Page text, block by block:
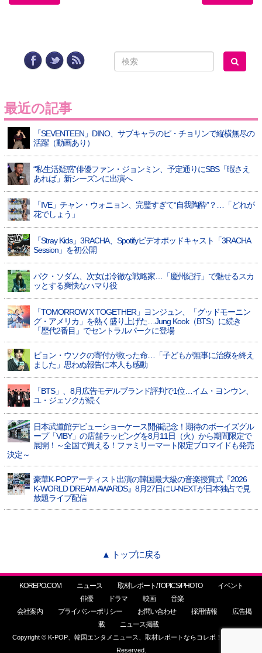
最近の記事
「SEVENTEEN」DINO、サブキャラのピ・チョリンで縦横無尽の
活躍（動画あり）
“私生活疑惑”俳優ファン・ジョンミン、予定通りにSBS「暇さえ
あれば」新シーズンに出演へ
「IVE」チャン・ウォニョン、完璧すぎて“自我陶酔”？…「どれが
花でしょう」
「Stray Kids」3RACHA、Spotifyビデオポッドキャスト「3RACHA
Session」を初公開
パク・ソダム、次女は冷徹な戦略家…「慶州紀行」で魅せるスカ
ッとする爽快なハマり役
「TOMORROW X TOGETHER」ヨンジュン、「グッドモーニン
グ・アメリカ」を熱く盛り上げた…Jung Kook（BTS）に続き
「歴代2番目」でセントラルパークに登場
ビョン・ウソクの寄付が救った命…「子どもが無事に治療を終え
ました」思わぬ報告に本人も感動
「BTS」、8月広告モデルブランド評判で1位…イム・ヨンウン、
ユ・ジェソクが続く
日本武道館デビューショーケース開催記念！期待のボーイズグル
ープ「VIBY」の店舗ラッピングを8月11日（火）から期間限定で
展開！～全国で買える！ファミリーマート限定ブロマイドも発売
決定～
豪華K-POPアーティスト出演の韓国最大級の音楽授賞式『2026
K-WORLD DREAM AWARDS』8月27日にU-NEXTが日本独占で見
放題ライブ配信
▲ トップに戻る
KOREPO.COM ニュース 取材レポート/TOPICS/PHOTO
イベント
俳優
ドラマ 映画
音楽
会社案内
プライバシーポリシー お問い合わせ 採用情報
広告掲
載
ニュース掲載
Copyright © K-POP、韓国エンタメニュース、取材レポートならコレポ！ All Rights
Reserved.